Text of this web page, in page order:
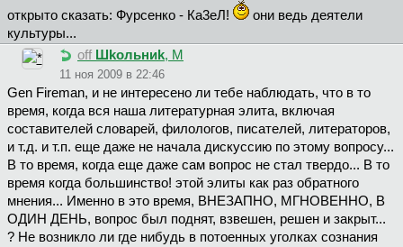
открыто сказать: Фурсенко - Ка3еЛ!
они ведь деятели
культуры...
off Шkoльниk, М
11 ноя 2009 в 22:46
Gen Fireman, и не интересено ли тебе наблюдать, что в то
время, когда вся наша литературная элита, включая
составителей словарей, филологов, писателей, литераторов,
и т.д. и т.п. еще даже не начала дискуссию по этому вопросу...
В то время, когда еще даже сам вопрос не стал твердо... В то
время когда большинство! этой элиты как раз обратного
мнения... Именно в это время, ВНЕЗАПНО, МГНОВЕННО, В
ОДИН ДЕНЬ, вопрос был поднят, взвешен, решен и закрыт...
? Не возникло ли где нибудь в потоенных уголках сознания